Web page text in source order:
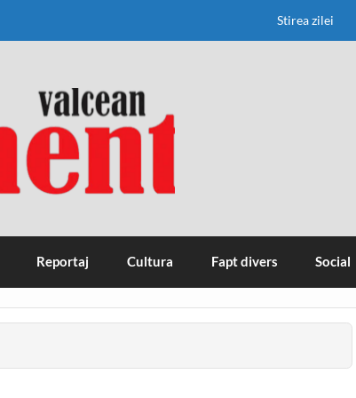
Stirea zilei
Reportaj Cultura Fapt divers Social